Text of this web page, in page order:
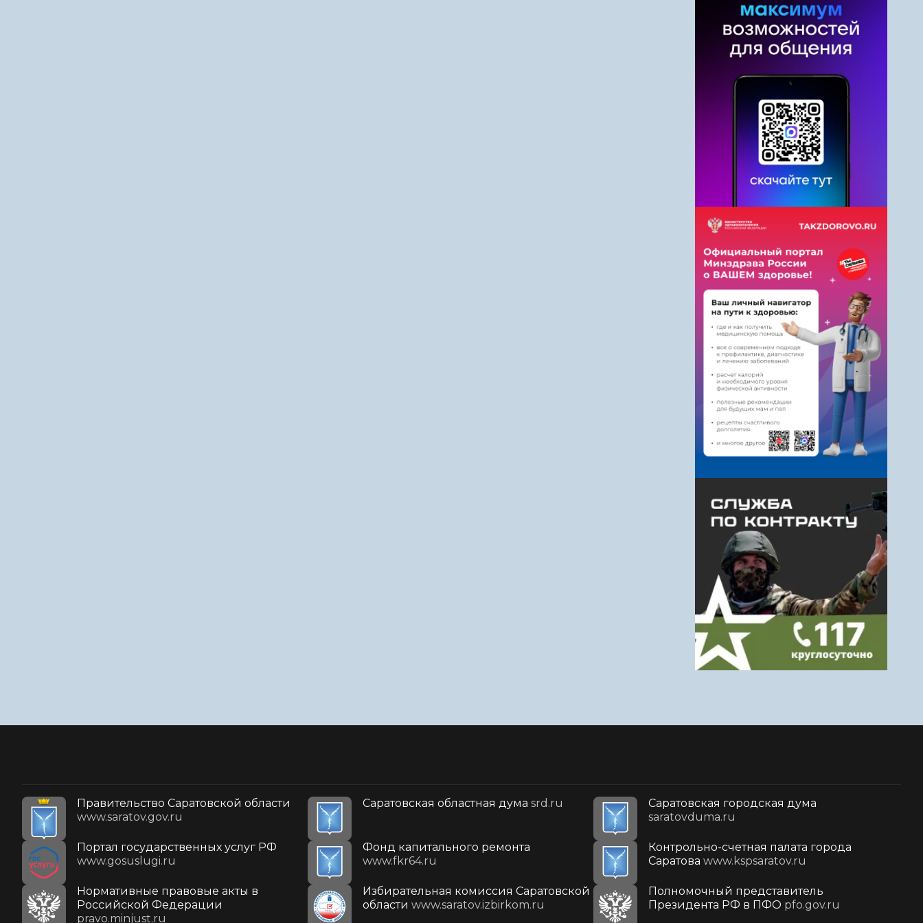
Правительство Саратовской области
www.saratov.gov.ru
Саратовская областная дума srd.ru
Саратовская городская дума
saratovduma.ru
Портал государственных услуг РФ
www.gosuslugi.ru
Фонд капитального ремонта
www.fkr64.ru
Контрольно-счетная палата города
Саратова www.kspsaratov.ru
Нормативные правовые акты в
Российской Федерации
pravo.minjust.ru
Избирательная комиссия Саратовской
области www.saratov.izbirkom.ru
Полномочный представитель
Президента РФ в ПФО pfo.gov.ru